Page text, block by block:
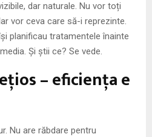
dar naturale. Nu vor toți
vor ceva care să-i reprezinte.
planificau tratamentele înainte
Și știi ce? Se vede.
– eficiența e
Nu are răbdare pentru